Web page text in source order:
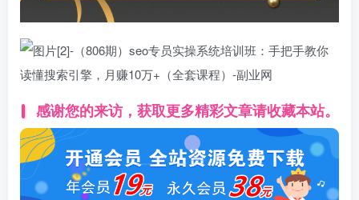
感谢您的来访，获取更多精彩文章请收藏本站。